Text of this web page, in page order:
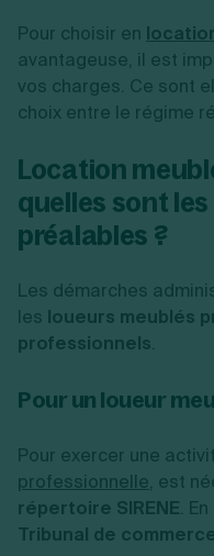
Pour choisir en
avantageuse, il est
vos charges. Ce sont
choix entre le régime
Location
quelles sont
préalables ?
Les démarches
les loueurs meublés
professionnels.
Pour un loueur
Pour exercer une
professionnelle, est
répertoire SIRENE.
Tribunal de